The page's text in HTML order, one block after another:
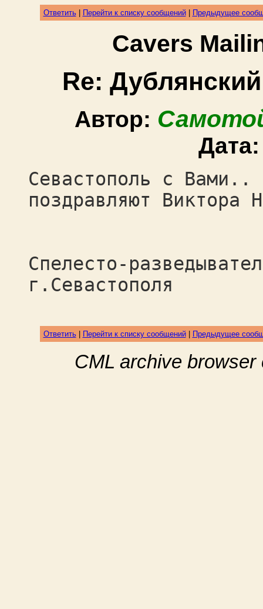
Ответить| Перейти к списку сообщений| Предыдущее
Cavers
Re:
Автор:
Севастополь с
поздравляют Виктора
Спелесто-
г.Севастополя
Ответить| Перейти к списку сообщений| Предыдущее
CML archive